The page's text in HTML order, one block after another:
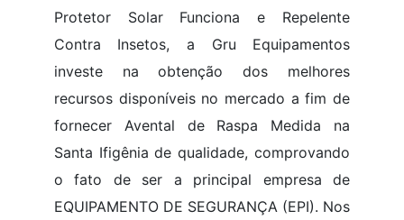
Protetor Solar Funciona e Repelente
Contra Insetos, a Gru Equipamentos
investe na obtenção dos melhores
recursos disponíveis no mercado a fim de
fornecer Avental de Raspa Medida na
Santa Ifigênia de qualidade, comprovando
o fato de ser a principal empresa de
EQUIPAMENTO DE SEGURANÇA (EPI). Nos